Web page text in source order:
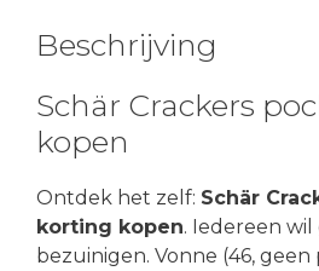
Beschrijving
Schär Crackers
kopen
Ontdek het zelf: Schär
korting kopen. Iedereen wil
bezuinigen. Vonne (46,